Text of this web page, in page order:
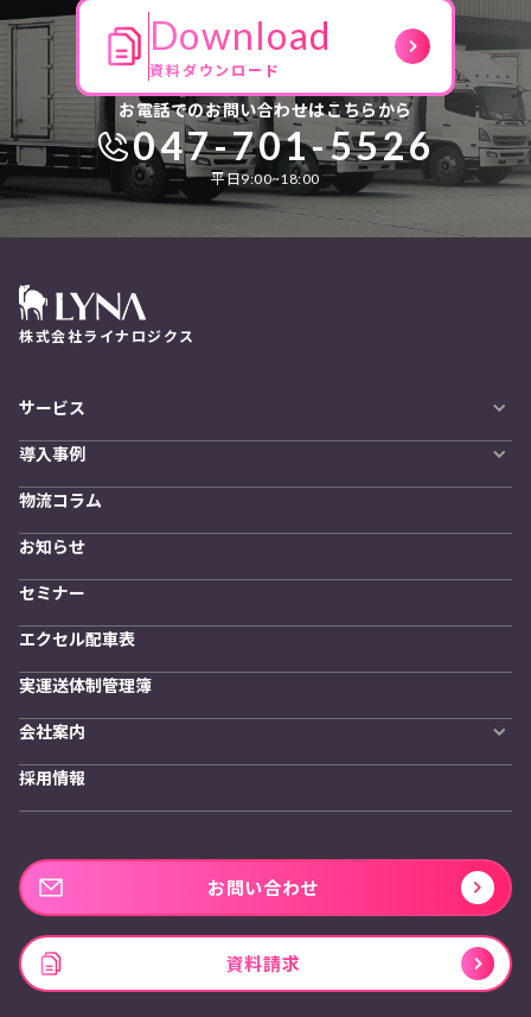
Download
資料ダウンロード
お電話でのお問い合わせはこちらから
047-701-5526
平日9:00~18:00
株式会社ライナロジクス
サービス
LYNA DXプラットフォーム
発着管理オプション
訪問計画
物流拠点最適化
開発者向けサービス
導入事例
導入をご検討の方へ
物流コラム
お知らせ
セミナー
エクセル配車表
実運送体制管理簿
会社案内
私たちの想い
採用情報
お問い合わせ
資料請求